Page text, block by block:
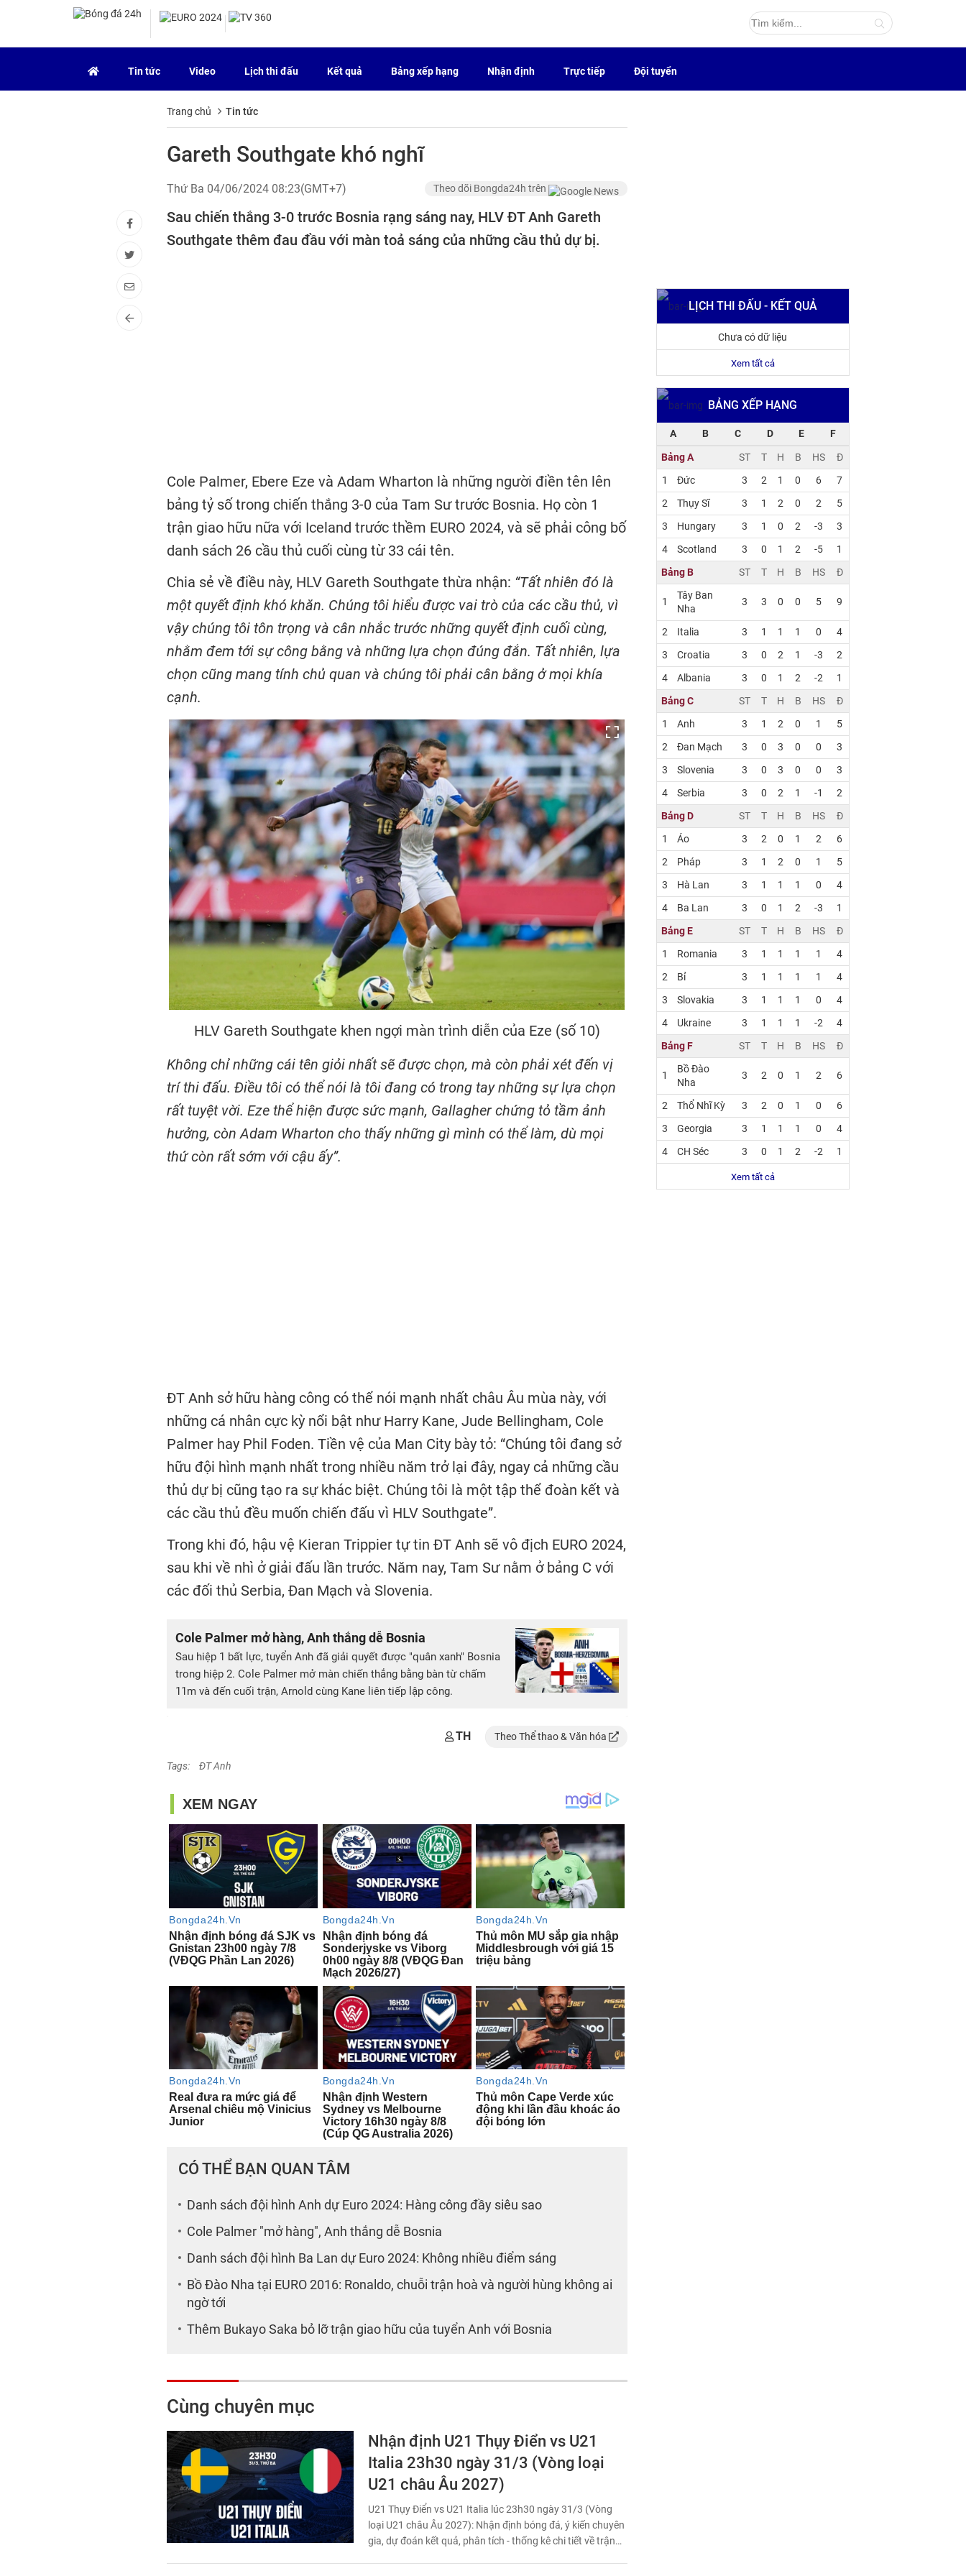
Tin tức Video Lịch thi đấu Kết quả Bảng xếp hạng Nhận định Trực tiếp Đội tuyển
Trang chủ Tin tức
Gareth Southgate khó nghĩ
Thứ Ba 04/06/2024 08:23(GMT+7) Theo dõi Bongda24h trên
Sau chiến thắng 3-0 trước Bosnia rạng sáng nay, HLV ĐT Anh Gareth
Southgate thêm đau đầu với màn toả sáng của những cầu thủ dự bị.
Cole Palmer, Ebere Eze và Adam Wharton là những người điền tên lên
bảng tỷ số trong chiến thắng 3-0 của Tam Sư trước Bosnia. Họ còn 1
trận giao hữu nữa với Iceland trước thềm EURO 2024, và sẽ phải công bố
danh sách 26 cầu thủ cuối cùng từ 33 cái tên.
Chia sẻ về điều này, HLV Gareth Southgate thừa nhận: “Tất nhiên đó là
một quyết định khó khăn. Chúng tôi hiểu được vai trò của các cầu thủ, vì
vậy chúng tôi tôn trọng và cân nhắc trước những quyết định cuối cùng,
nhằm đem tới sự công bằng và những lựa chọn đúng đắn. Tất nhiên, lựa
chọn cũng mang tính chủ quan và chúng tôi phải cân bằng ở mọi khía
cạnh.
HLV Gareth Southgate khen ngợi màn trình diễn của Eze (số 10)
Không chỉ những cái tên giỏi nhất sẽ được chọn, mà còn phải xét đến vị
trí thi đấu. Điều tôi có thể nói là tôi đang có trong tay những sự lựa chọn
rất tuyệt vời. Eze thể hiện được sức mạnh, Gallagher chứng tỏ tầm ảnh
hưởng, còn Adam Wharton cho thấy những gì mình có thể làm, dù mọi
thứ còn rất sớm với cậu ấy”.
ĐT Anh sở hữu hàng công có thể nói mạnh nhất châu Âu mùa này, với
những cá nhân cực kỳ nổi bật như Harry Kane, Jude Bellingham, Cole
Palmer hay Phil Foden. Tiền vệ của Man City bày tỏ: “Chúng tôi đang sở
hữu đội hình mạnh nhất trong nhiều năm trở lại đây, ngay cả những cầu
thủ dự bị cũng tạo ra sự khác biệt. Chúng tôi là một tập thể đoàn kết và
các cầu thủ đều muốn chiến đấu vì HLV Southgate”.
Trong khi đó, hậu vệ Kieran Trippier tự tin ĐT Anh sẽ vô địch EURO 2024,
sau khi về nhì ở giải đấu lần trước. Năm nay, Tam Sư nằm ở bảng C với
các đối thủ Serbia, Đan Mạch và Slovenia.
Cole Palmer mở hàng, Anh thắng dễ Bosnia
Sau hiệp 1 bất lực, tuyển Anh đã giải quyết được "quân xanh" Bosnia
trong hiệp 2. Cole Palmer mở màn chiến thắng bằng bàn từ chấm
11m và đến cuối trận, Arnold cùng Kane liên tiếp lập công.
TH Theo Thể thao & Văn hóa
Tags: ĐT Anh
CÓ THỂ BẠN QUAN TÂM
Danh sách đội hình Anh dự Euro 2024: Hàng công đầy siêu sao
Cole Palmer "mở hàng", Anh thắng dễ Bosnia
Danh sách đội hình Ba Lan dự Euro 2024: Không nhiều điểm sáng
Bồ Đào Nha tại EURO 2016: Ronaldo, chuỗi trận hoà và người hùng không ai
ngờ tới
Thêm Bukayo Saka bỏ lỡ trận giao hữu của tuyển Anh với Bosnia
Cùng chuyên mục
Nhận định U21 Thụy Điển vs U21
Italia 23h30 ngày 31/3 (Vòng loại
U21 châu Âu 2027)
U21 Thụy Điển vs U21 Italia lúc 23h30 ngày 31/3 (Vòng
loại U21 châu Âu 2027): Nhận định bóng đá, ý kiến chuyên
gia, dự đoán kết quả, phân tích - thống kê chi tiết về trận
LỊCH THI ĐẤU - KẾT QUẢ
Chưa có dữ liệu
Xem tất cả
BẢNG XẾP HẠNG
A B C D E F
Bảng A ST T H B HS
Đ
1
Đức 3 2 1 0 6
7
2
Thụy Sĩ 3 1 2 0 2
5
3
Hungary 3 1 0 2 -3
3
4
Scotland 3 0 1 2 -5
1
Bảng B
ST T H B HS Đ
1
Tây Ban
Nha
3 3 0 0 5 9
2 Italia 3 1 1 1 0
4
3
Croatia 3 0 2 1 -3
2
4
Albania 3 0 1 2 -2
1
Bảng C
ST T H B HS
Đ
1
Anh 3 1 2 0 1
5
2
Đan Mạch 3 0 3 0 0
3
3
Slovenia 3 0 3 0 0
3
4
Serbia 3 0 2 1 -1
2
Bảng D
ST T H B HS
Đ
1
Áo 3 2 0 1 2
6
2
Pháp 3 1 2 0 1
5
3
Hà Lan 3 1 1 1 0
4
4
Ba Lan 3 0 1 2 -3
1
Bảng E
ST T H B HS
Đ
1
Romania 3 1 1 1 1
4
2
Bỉ 3 1 1 1 1
4
3
Slovakia 3 1 1 1 0
4
4
Ukraine 3 1 1 1 -2
4
Bảng F
ST T H B HS Đ
1
Bồ Đào
Nha
3 2 0 1 2 6
2 Thổ Nhĩ Kỳ 3 2 0 1 0
6
3
Georgia 3 1 1 1 0
4
4
CH Séc 3 0 1 2 -2 1
Xem tất cả